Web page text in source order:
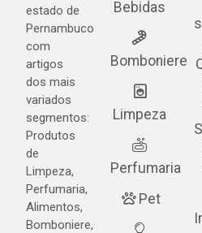
estado de
Pernambuco
com
artigos
dos mais
variados
segmentos:
Produtos
de
Limpeza,
Perfumaria,
Alimentos,
Bomboniere,
Bebidas
Bomboniere
Limpeza
Perfumaria
Pet